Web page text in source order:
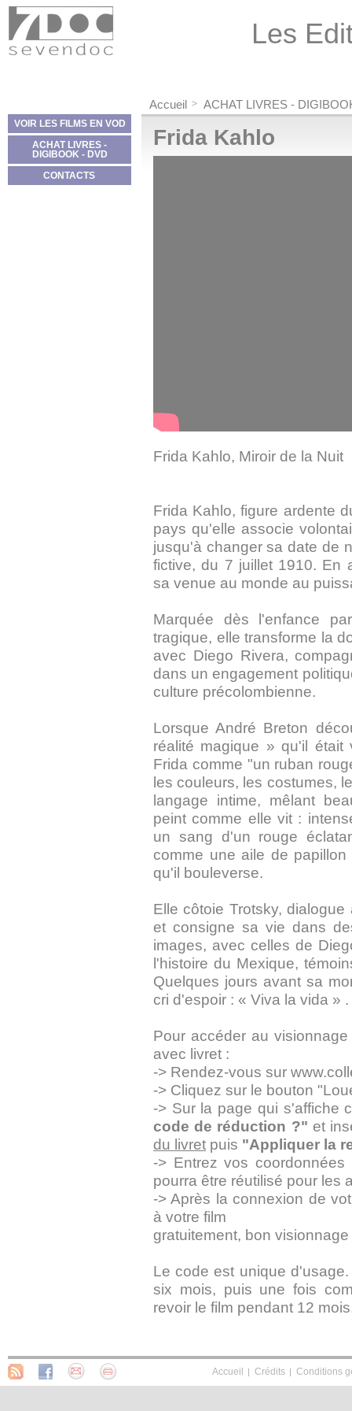
Les
VOIR LES FILMS EN VOD
ACHAT LIVRES -
DIGIBOOK - DVD
CONTACTS
Accueil ACHAT LIVRES -
Frida Kahlo
Frida Kahlo, Miroir de la Nuit
Frida Kahlo, figure ardente
pays qu'elle associe
jusqu'à changer sa date de
fictive, du 7 juillet 1910. En
sa venue au monde au
Marquée dès l'enfance
tragique, elle transforme la
avec Diego Rivera,
dans un engagement
culture précolombienne.
Lorsque André Breton
réalité magique » qu'il
Frida comme "un ruban
les couleurs, les costumes,
langage intime, mêlant
peint comme elle vit :
un sang d'un rouge
comme une aile de
qu'il bouleverse.
Elle côtoie Trotsky,
et consigne sa vie dans
images, avec celles de
l'histoire du Mexique,
Quelques jours avant sa
cri d'espoir : « Viva la vida » .
Pour accéder au
avec livret :
-> Rendez-vous sur
-> Cliquez sur le bouton
-> Sur la page qui s'affiche
code de réduction ?" et
du livret puis "Appliquer la
-> Entrez vos
pourra être réutilisé pour les
-> Après la connexion de
à votre film
gratuitement, bon visionnage
Le code est unique
six mois, puis une fois
revoir le film pendant 12
Accueil Crédits Conditions
Panneau de gestion des cookies